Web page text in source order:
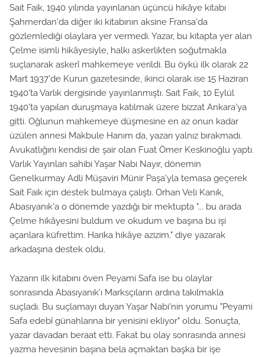
Sait Faik, 1940 yılında yayınlanan üçüncü hikâye kitabı
Şahmerdan'da diğer iki kitabının aksine Fransa'da
gözlemlediği olaylara yer vermedi. Yazar, bu kitapta yer alan
Çelme isimli hikâyesiyle, halkı askerlikten soğutmakla
suçlanarak askerî mahkemeye verildi. Bu öykü ilk olarak 22
Mart 1937'de Kurun gazetesinde, ikinci olarak ise 15 Haziran
1940'ta Varlık dergisinde yayınlanmıştı. Sait Faik, 10 Eylül
1940'ta yapılan duruşmaya katılmak üzere bizzat Ankara'ya
gitti. Oğlunun mahkemeye düşmesine en az onun kadar
üzülen annesi Makbule Hanım da, yazarı yalnız bırakmadı.
Avukatlığını kendisi de şair olan Fuat Ömer Keskinoğlu yaptı.
Varlık Yayınları sahibi Yaşar Nabi Nayır, dönemin
Genelkurmay Adli Müşaviri Münir Paşa'yla temasa geçerek
Sait Faik için destek bulmaya çalıştı. Orhan Veli Kanık,
Abasıyanık'a o dönemde yazdığı bir mektupta "... bu arada
Çelme hikâyesini buldum ve okudum ve başına bu işi
açanlara küfrettim. Harika hikâye azizim." diye yazarak
arkadaşına destek oldu.
Yazarın ilk kitabını öven Peyami Safa ise bu olaylar
sonrasında Abasıyanık'ı Marksçıların ardına takılmakla
suçladı. Bu suçlamayı duyan Yaşar Nabi'nin yorumu "Peyami
Safa edebî günahlarına bir yenisini ekliyor" oldu. Sonuçta,
yazar davadan beraat etti. Fakat bu olay sonrasında annesi
yazma hevesinin başına bela açmaktan başka bir işe